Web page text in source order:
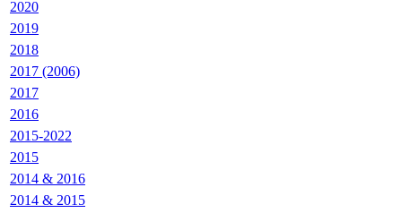
2020
2019
2018
2017 (2006)
2017
2016
2015-2022
2015
2014 & 2016
2014 & 2015